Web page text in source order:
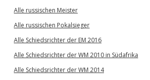
Alle russischen Meister
Alle russischen Pokalsieger
Alle Schiedsrichter der EM 2016
Alle Schiedsrichter der WM 2010 in Südafrika
Alle Schiedsrichter der WM 2014